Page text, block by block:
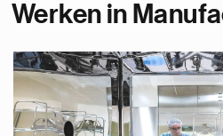
Werken in